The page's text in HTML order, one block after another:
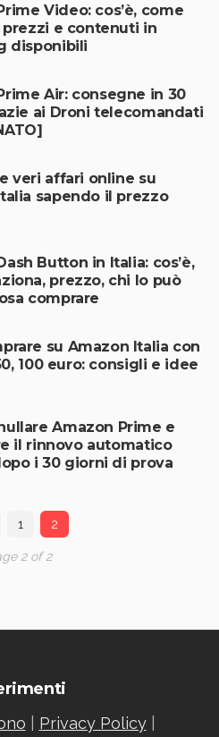
Video: cos’è, come
prezzi e contenuti in
disponibili
Air: consegne in 30
ai Droni telecomandati
veri affari online su
sapendo il prezzo
Button in Italia: cos’è,
prezzo, chi lo può
comprare
su Amazon Italia con
100 euro: consigli e idee
Amazon Prime e
il rinnovo automatico
i 30 giorni di prova
1 2
2 of 2
Privacy Policy|